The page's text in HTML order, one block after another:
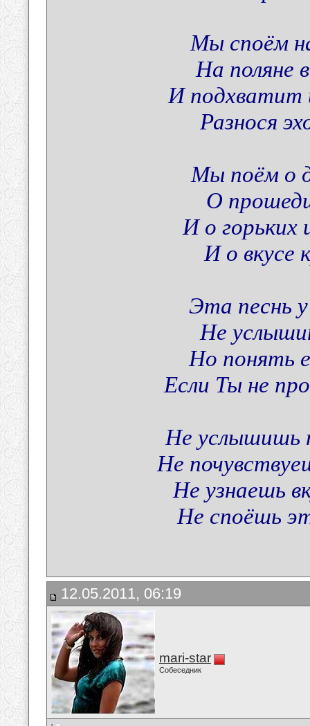
Мы споём
На поляне
И подхватит
Разнося
Мы поём о
О
И о горьких
И о вкусе
Эта песнь
Не
Но понять
Если Ты не
Не услышишь
Не
Не узнаешь
Не споёшь
12.05.2011, 06:19
mari-star
Собеседник